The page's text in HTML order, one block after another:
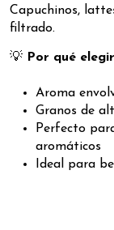
Capuchinos,
filtrado.
💡 Por qué
Aroma
Granos de
Perfecto
aromáticos
Ideal para